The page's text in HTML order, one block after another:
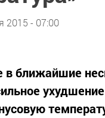
2015 - 07:00
в ближайшие